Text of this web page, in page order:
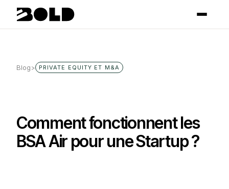
Blog> PRIVATE EQUITY ET M&A
Comment fonctionnent les
BSA Air pour une Startup ?